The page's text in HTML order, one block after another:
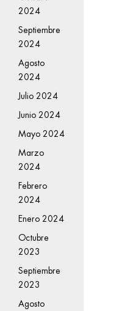
2024
Septiembre
2024
Agosto
2024
Julio 2024
Junio 2024
Mayo 2024
Marzo
2024
Febrero
2024
Enero 2024
Octubre
2023
Septiembre
2023
Agosto